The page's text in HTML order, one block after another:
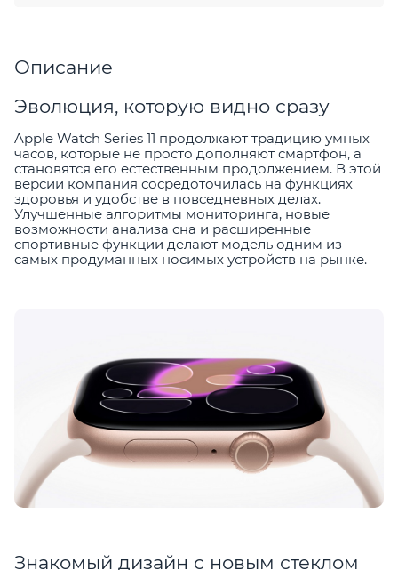
Описание
Эволюция, которую видно сразу
Apple Watch Series 11 продолжают традицию умных
часов, которые не просто дополняют смартфон, а
становятся его естественным продолжением. В этой
версии компания сосредоточилась на функциях
здоровья и удобстве в повседневных делах.
Улучшенные алгоритмы мониторинга, новые
возможности анализа сна и расширенные
спортивные функции делают модель одним из
самых продуманных носимых устройств на рынке.
Знакомый дизайн с новым стеклом